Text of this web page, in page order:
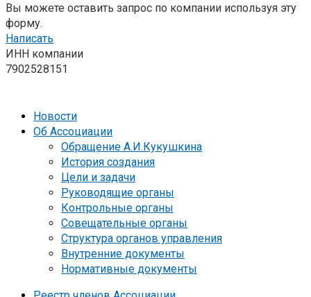
Вы можете оставить запрос по компании используя эту
форму.
Написать
ИНН компании
7902528151
Новости
Об Ассоциации
Обращение А.И.Кукушкина
История создания
Цели и задачи
Руководящие органы
Контрольные органы
Совещательные органы
Структура органов управления
Внутренние документы
Нормативные документы